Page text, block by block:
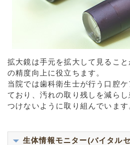
拡大鏡は手元を拡大して見るこ
の精度向上に役立ちます。
当院では歯科衛生士が行う口腔
ており、汚れの取り残しを減ら
つけないように取り組んでいます
生体情報モニター(バイタル